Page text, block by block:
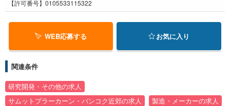
【許可番号】0105533115322
WEB応募する お気に入り
関連条件
研究開発・その他の求人
サムットプラーカーン・バンコク近郊の求人
製造・メーカーの求人